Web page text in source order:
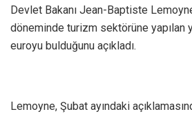
Devlet Bakanı Jean-Baptiste
döneminde turizm sektörüne yapılan
euroyu bulduğunu açıkladı.
Lemoyne, Şubat ayındaki